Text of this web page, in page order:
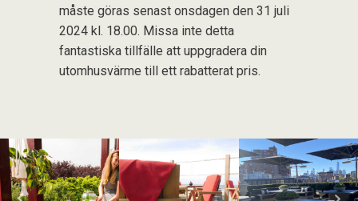
måste göras senast onsdagen den 31 juli
2024 kl. 18.00. Missa inte detta
fantastiska tillfälle att uppgradera din
utomhusvärme till ett rabatterat pris.